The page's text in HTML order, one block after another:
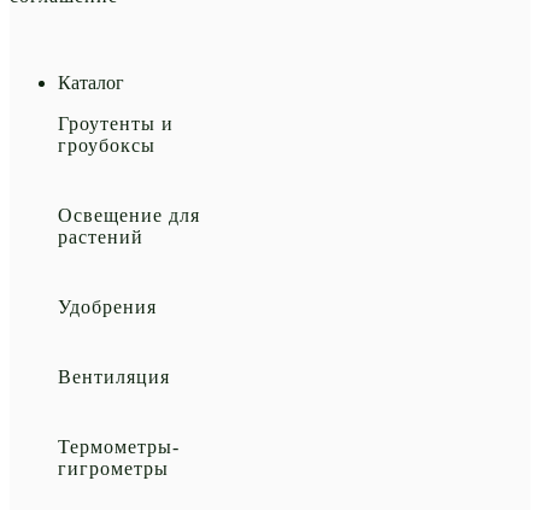
Каталог
Гроутенты и
гроубоксы
Освещение для
растений
Удобрения
Вентиляция
Термометры-
гигрометры